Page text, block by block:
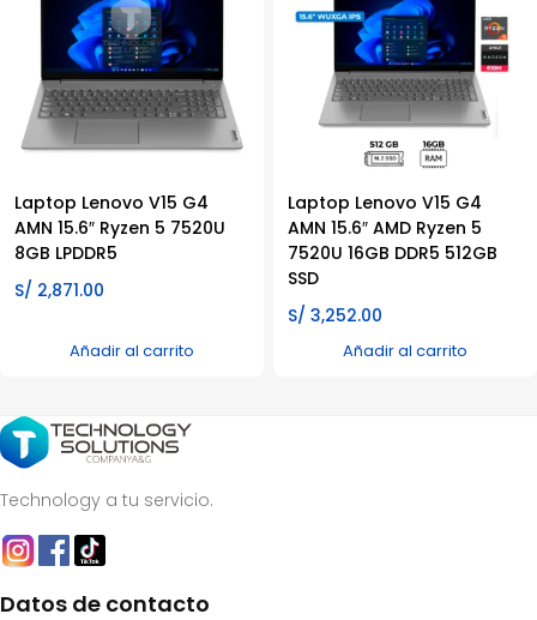
Laptop Lenovo V15 G4
AMN 15.6″ Ryzen 5 7520U
8GB LPDDR5
S/ 2,871.00
Añadir al carrito
Laptop Lenovo V15 G4
AMN 15.6″ AMD Ryzen 5
7520U 16GB DDR5 512GB
SSD
S/ 3,252.00
Añadir al carrito
Technology a tu servicio.
Datos de contacto